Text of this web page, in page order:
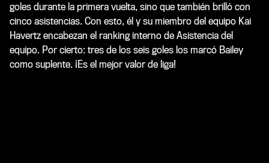
goles durante la primera vuelta, sino que también brilló con
cinco asistencias. Con esto, él y su miembro del equipo Kai
Havertz encabezan el ranking interno de Asistencia del
equipo. Por cierto: tres de los seis goles los marcó Bailey
como suplente. ¡Es el mejor valor de liga!